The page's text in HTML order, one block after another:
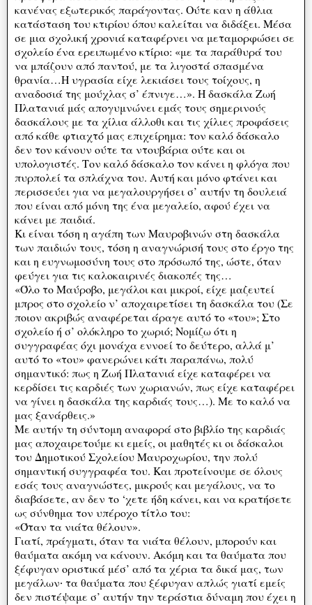
κανένας εξωτερικός παράγοντας. Ούτε καν η άθλια
κατάσταση του κτιρίου όπου καλείται να διδάξει. Μέσα
σε μια σχολική χρονιά καταφέρνει να μεταμορφώσει σε
σχολείο ένα ερειπωμένο κτίριο: «με τα παράθυρά του
να μπάζουν από παντού, με τα λιγοστά σπασμένα
θρανία…Η υγρασία είχε λεκιάσει τους τοίχους, η
αναδοσιά της μούχλας σ’ έπνιγε…». Η δασκάλα Ζωή
Πλατανιά μάς απογυμνώνει εμάς τους σημερινούς
δασκάλους με τα χίλια άλλοθι και τις χίλιες προφάσεις
από κάθε φτιαχτό μας επιχείρημα: τον καλό δάσκαλο
δεν τον κάνουν ούτε τα ντουβάρια ούτε και οι
υπολογιστές. Τον καλό δάσκαλο τον κάνει η φλόγα που
πυρπολεί τα σπλάχνα του. Αυτή και μόνο φτάνει και
περισσεύει για να μεγαλουργήσει σ’ αυτήν τη δουλειά
που είναι από μόνη της ένα μεγαλείο, αφού έχει να
κάνει με παιδιά.
Κι είναι τόση η αγάπη των Μαυροβινών στη δασκάλα
των παιδιών τους, τόση η αναγνώρισή τους στο έργο της
και η ευγνωμοσύνη τους στο πρόσωπό της, ώστε, όταν
φεύγει για τις καλοκαιρινές διακοπές της…
«Όλο το Μαύροβο, μεγάλοι και μικροί, είχε μαζευτεί
μπρος στο σχολείο ν’ αποχαιρετίσει τη δασκάλα του (Σε
ποιον ακριβώς αναφέρεται άραγε αυτό το «του»; Στο
σχολείο ή σ’ ολόκληρο το χωριό; Νομίζω ότι η
συγγραφέας όχι μονάχα εννοεί το δεύτερο, αλλά μ’
αυτό το «του» φανερώνει κάτι παραπάνω, πολύ
σημαντικό: πως η Ζωή Πλατανιά είχε καταφέρει να
κερδίσει τις καρδιές των χωριανών, πως είχε καταφέρει
να γίνει η δασκάλα της καρδιάς τους…). Με το καλό να
μας ξανάρθεις.»
Με αυτήν τη σύντομη αναφορά στο βιβλίο της καρδιάς
μας αποχαιρετούμε κι εμείς, οι μαθητές κι οι δάσκαλοι
του Δημοτικού Σχολείου Μαυροχωρίου, την πολύ
σημαντική συγγραφέα του. Και προτείνουμε σε όλους
εσάς τους αναγνώστες, μικρούς και μεγάλους, να το
διαβάσετε, αν δεν το ‘χετε ήδη κάνει, και να κρατήσετε
ως σύνθημα τον υπέροχο τίτλο του:
«Όταν τα νιάτα θέλουν».
Γιατί, πράγματι, όταν τα νιάτα θέλουν, μπορούν και
θαύματα ακόμη να κάνουν. Ακόμη και τα θαύματα που
ξέφυγαν οριστικά μέσ’ από τα χέρια τα δικά μας, των
μεγάλων∙ τα θαύματα που ξέφυγαν απλώς γιατί εμείς
δεν πιστέψαμε σ’ αυτήν την τεράστια δύναμη που έχει η